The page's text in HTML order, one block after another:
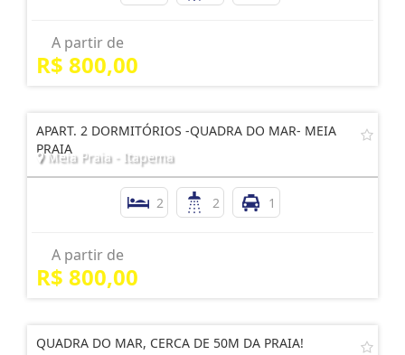
A partir de
R$ 800,00
APART. 2 DORMITÓRIOS -QUADRA DO MAR- MEIA
PRAIA
Meia Praia - Itapema
2 2 1
A partir de
R$ 800,00
QUADRA DO MAR, CERCA DE 50M DA PRAIA!